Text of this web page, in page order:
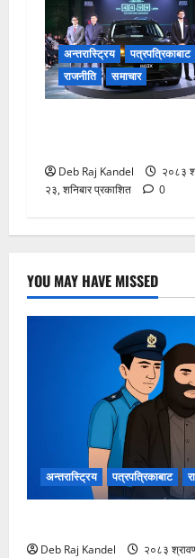
अन्तरास्ट्रिय
पत्रपत्रिकाबाट
राजनीति
समाचार
Deb Raj Kandel
२०८३
२३, शनिबार प्रकाशित
0
YOU MAY HAVE MISSED
अन्तरास्ट्रिय पत्रपत्रिकाबाट
Deb Raj Kandel २०८३